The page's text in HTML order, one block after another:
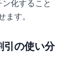
化すること
す。
引の使い分